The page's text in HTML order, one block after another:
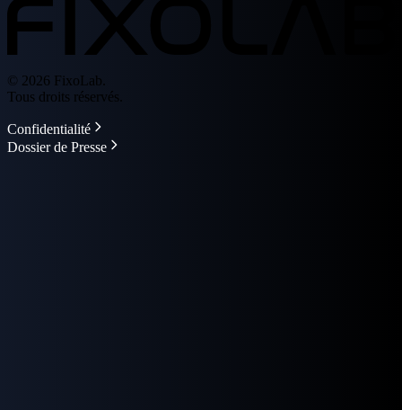
© 2026 FixoLab.
Tous droits réservés.
Confidentialité
Dossier de Presse